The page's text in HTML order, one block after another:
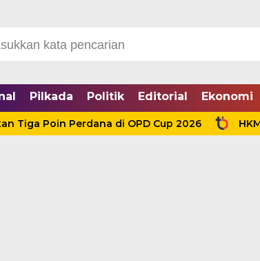
Pilkada Politik Editorial Ekonomi
Poin Perdana di OPD Cup 2026 HKM